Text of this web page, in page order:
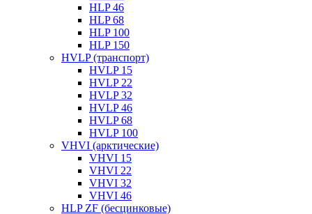
HLP 46
HLP 68
HLP 100
HLP 150
HVLP (транспорт)
HVLP 15
HVLP 22
HVLP 32
HVLP 46
HVLP 68
HVLP 100
VHVI (арктические)
VHVI 15
VHVI 22
VHVI 32
VHVI 46
HLP ZF (бесцинковые)